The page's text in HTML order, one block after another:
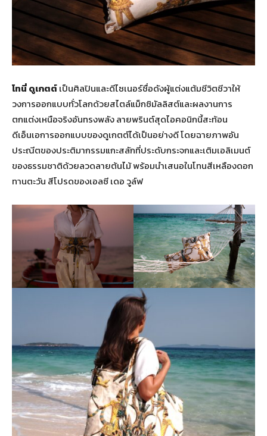
โทนี่ ดูเกตต์เป็นศิลปินและดีไซเนอร์ชื่อดังผู้แต่งแต้มชีวิตชีวาให้
วงการออกแบบทั่วโลกด้วยสไตล์แม็กซิมัลลิสต์และผลงานการ
ตกแต่งเหนือจริงอันทรงพลัง ลายพรินต์สุดไอคอนิกนี้สะท้อน
ดีเอ็นเอการออกแบบของดูเกตต์ได้เป็นอย่างดี โดยฉายภาพอัน
ประณีตของประติมากรรมแกะสลักที่ประดับกระจกและเติมเอลิเมนต์
ของธรรมชาติด้วยลวดลายต้นไม้ พร้อมนำเสนอในโทนสีเหลืองดอก
ทานตะวัน สีโปรดของเอลซี เดอ วูล์ฟ